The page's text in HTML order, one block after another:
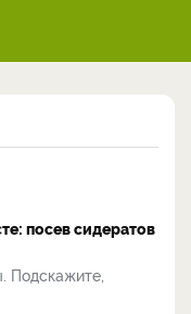
посев сидератов
Подскажите,